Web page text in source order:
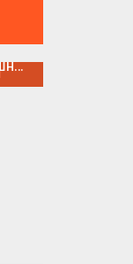
Наташа Королева снимается в домашнем